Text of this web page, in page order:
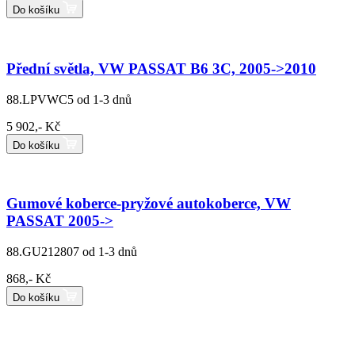
Do košíku
Přední světla, VW PASSAT B6 3C, 2005->2010
88.LPVWC5 od 1-3 dnů
5 902,- Kč
Do košíku
Gumové koberce-pryžové autokoberce, VW
PASSAT 2005->
88.GU212807 od 1-3 dnů
868,- Kč
Do košíku